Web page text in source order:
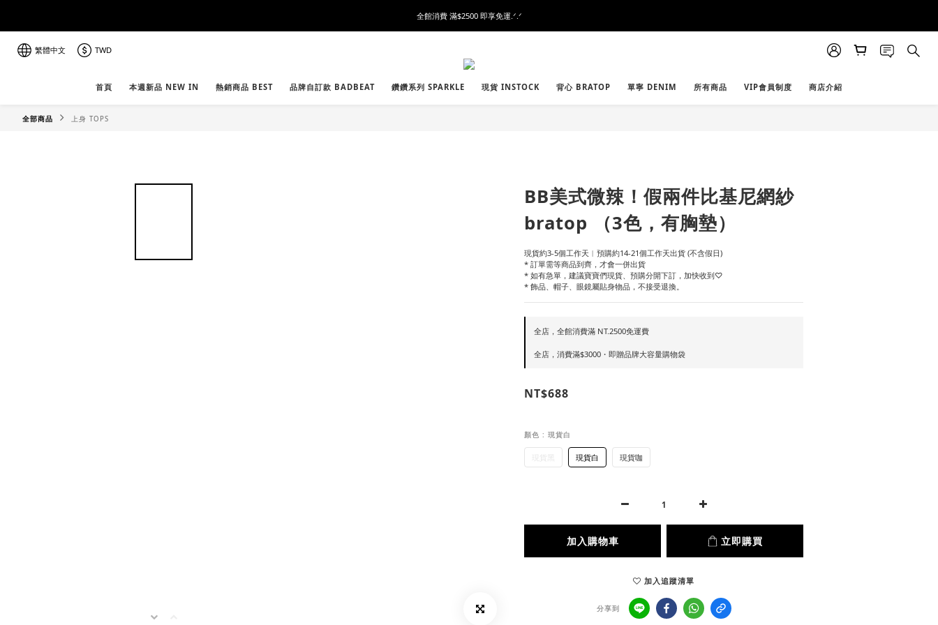
全館消費 滿$2500 即享免運.ᐟ.ᐟ
繁體中文 TWD
首頁 本週新品 NEW IN 熱銷商品 BEST 品牌自訂款 BADBEAT 鑽鑽系列 SPARKLE 現貨 INSTOCK 背心 BRATOP 單寧 DENIM 所有商品 VIP會員制度 商店介紹
全部商品 上身 TOPS
BB美式微辣！假兩件比基尼網紗
bratop （3色，有胸墊）
現貨約3-5個工作天︱預購約14-21個工作天出貨 (不含假日)
* 訂單需等商品到齊，才會一併出貨
* 如有急單，建議寶寶們現貨、預購分開下訂，加快收到♡
* 飾品、帽子、眼鏡屬貼身物品，不接受退換。
全店，全館消費滿 NT.2500免運費
全店，消費滿$3000・即贈品牌大容量購物袋
NT$688
顏色 : 現貨白
現貨黑 現貨白 現貨咖
加入購物車 立即購買
加入追蹤清單
分享到